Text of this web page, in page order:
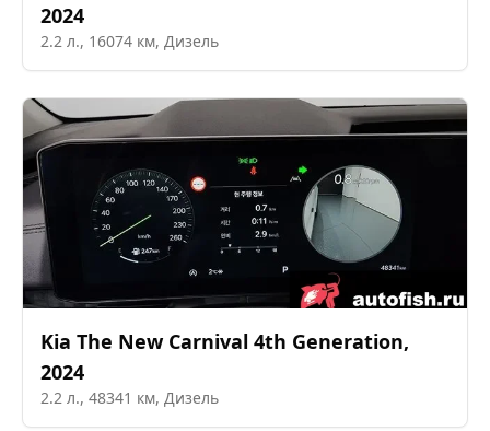
2024
2.2 л., 16074 км, Дизель
Kia The New Carnival 4th Generation,
2024
2.2 л., 48341 км, Дизель